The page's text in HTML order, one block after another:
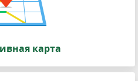
карта